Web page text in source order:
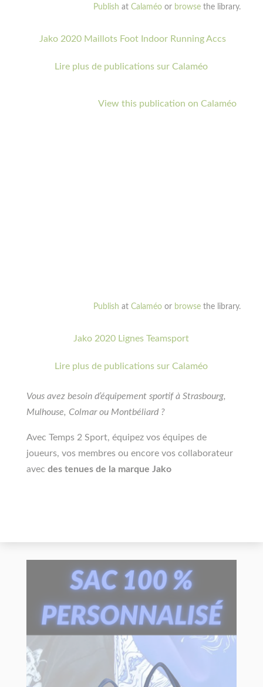
Publish atCalaméo or browse the library.
Jako 2020 Maillots Foot Indoor Running Accs
Lire plus de publications sur Calaméo
View this publication on Calaméo
Publish atCalaméo or browse the library.
Jako 2020 Lignes Teamsport
Lire plus de publications sur Calaméo
Vous avez besoin d’équipement sportif à Strasbourg,
Mulhouse, Colmar ou Montbéliard ?
Avec Temps 2 Sport, équipez vos équipes de
joueurs, vos membres ou encore vos collaborateur
avec des tenues de la marque Jako